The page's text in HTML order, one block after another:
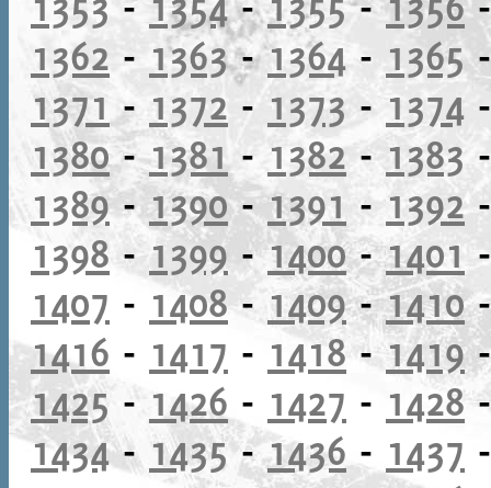
1362 - 1363-1364 - 1365
1371 - 1372 - 1373 - 1374
1380-1381- 1382 - 1383
1389-1390-1391 -1392
1398 -1399 -1400-1401
1407 - 1408-1409-1410
1416 - 1417 - 1418-1419
1425- 1426 - 1427 - 1428
1434- 1435-1436 - 1437